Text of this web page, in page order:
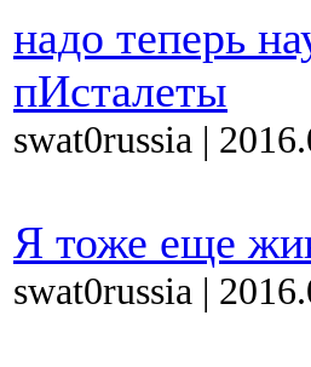
надо теперь
пИсталеты
swat0russia |
Я тоже еще
swat0russia |